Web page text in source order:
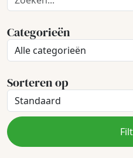
Categorieën
Sorteren op